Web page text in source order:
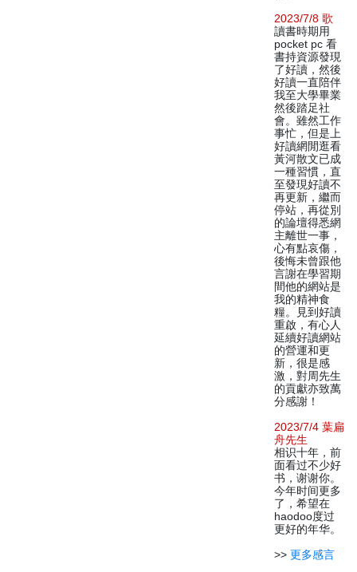
2023/7/8 歌
讀書時期用
pocket pc 看
書持資源發現
了好讀，然後
好讀一直陪伴
我至大學畢業
然後踏足社
會。雖然工作
事忙，但是上
好讀網閒逛看
黃河散文已成
一種習慣，直
至發現好讀不
再更新，繼而
停站，再從別
的論壇得悉網
主離世一事，
心有點哀傷，
後悔未曾跟他
言謝在學習期
間他的網站是
我的精神食
糧。見到好讀
重啟，有心人
延續好讀網站
的營運和更
新，很是感
激，對周先生
的貢獻亦致萬
分感謝！
2023/7/4 葉扁
舟先生
相识十年，前
面看过不少好
书，谢谢你。
今年时间更多
了，希望在
haodoo度过
更好的年华。
>> 更多感言